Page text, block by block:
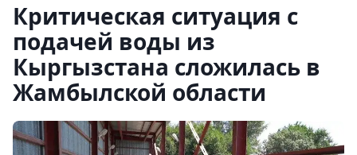
Критическая ситуация с
подачей воды из
Кыргызстана сложилась в
Жамбылской области